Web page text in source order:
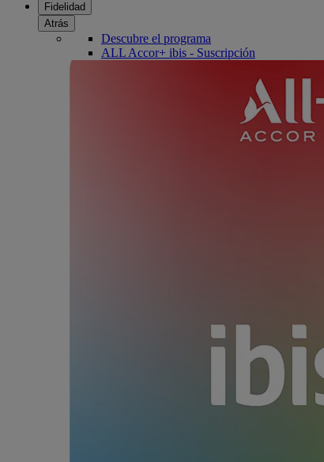
Fidelidad
Atrás
Descubre el programa
ALL Accor+ ibis - Suscripción